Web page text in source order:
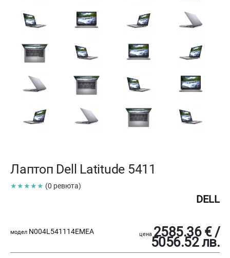
Лаптоп Dell Latitude 5411
★★★★★ (0 ревюта)
DELL
модел N004L541114EMEA цена 2585.36 € /
5056.52 лв.